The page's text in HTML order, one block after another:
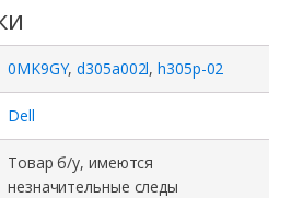
0MK9GY,d305a002l,h305p-02
Dell
Товар б/у, имеются
незначительные следы